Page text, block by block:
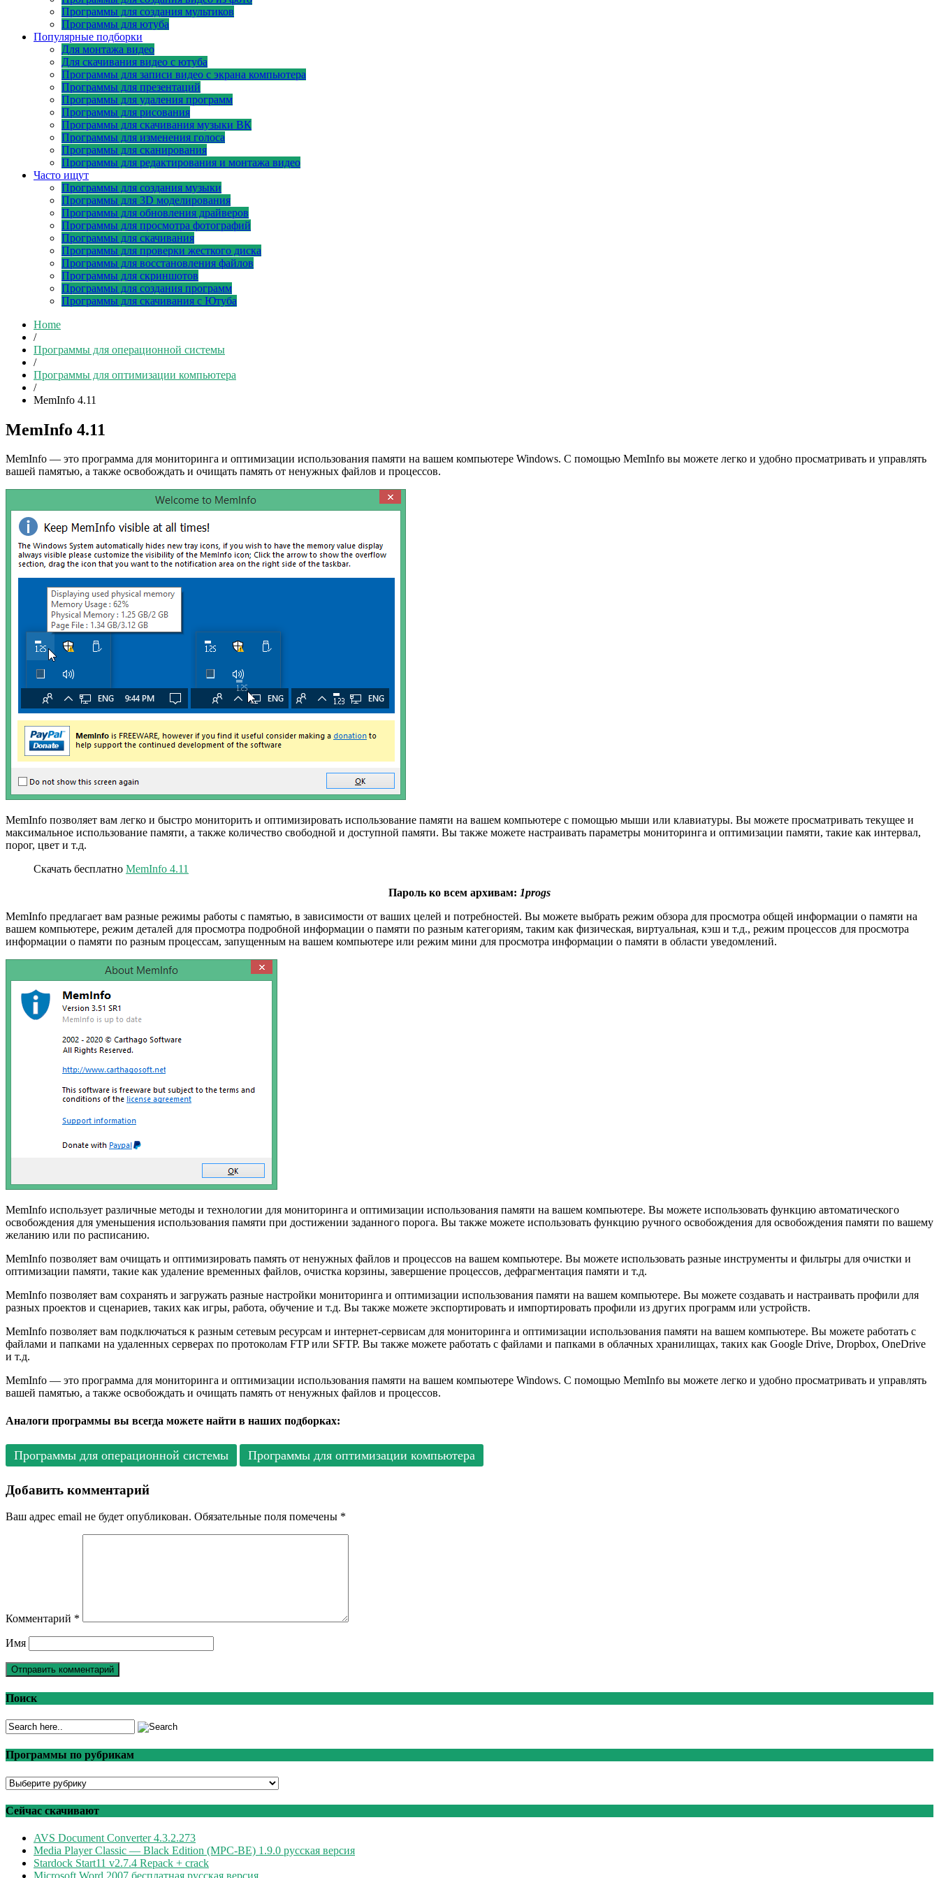
Программы для создания мультиков
Программы для ютуба
Популярные подборки
Для монтажа видео
Для скачивания видео с ютуба
Программы для записи видео с экрана компьютера
Программы для презентаций
Программы для удаления программ
Программы для рисования
Программы для скачивания музыки ВК
Программы для изменения голоса
Программы для сканирования
Программы для редактирования и монтажа видео
Часто ищут
Программы для создания музыки
Программы для 3D моделирования
Программы для обновления драйверов
Программы для просмотра фотографий
Программы для скачивания
Программы для проверки жесткого диска
Программы для восстановления файлов
Программы для скриншотов
Программы для создания программ
Программы для скачивания с Ютуба
Home
/
Программы для операционной системы
/
Программы для оптимизации компьютера
/
MemInfo 4.11
MemInfo 4.11
MemInfo — это программа для мониторинга и оптимизации использования памяти на вашем компьютере Windows. С помощью MemInfo вы можете легко и удобно просматривать и управлять
вашей памятью, а также освобождать и очищать память от ненужных файлов и процессов.
MemInfo позволяет вам легко и быстро мониторить и оптимизировать использование памяти на вашем компьютере с помощью мыши или клавиатуры. Вы можете просматривать текущее и
максимальное использование памяти, а также количество свободной и доступной памяти. Вы также можете настраивать параметры мониторинга и оптимизации памяти, такие как интервал,
порог, цвет и т.д.
Скачать бесплатно MemInfo 4.11
Пароль ко всем архивам: 1progs
MemInfo предлагает вам разные режимы работы с памятью, в зависимости от ваших целей и потребностей. Вы можете выбрать режим обзора для просмотра общей информации о памяти на
вашем компьютере, режим деталей для просмотра подробной информации о памяти по разным категориям, таким как физическая, виртуальная, кэш и т.д., режим процессов для просмотра
информации о памяти по разным процессам, запущенным на вашем компьютере или режим мини для просмотра информации о памяти в области уведомлений.
MemInfo использует различные методы и технологии для мониторинга и оптимизации использования памяти на вашем компьютере. Вы можете использовать функцию автоматического
освобождения для уменьшения использования памяти при достижении заданного порога. Вы также можете использовать функцию ручного освобождения для освобождения памяти по вашему
желанию или по расписанию.
MemInfo позволяет вам очищать и оптимизировать память от ненужных файлов и процессов на вашем компьютере. Вы можете использовать разные инструменты и фильтры для очистки и
оптимизации памяти, такие как удаление временных файлов, очистка корзины, завершение процессов, дефрагментация памяти и т.д.
MemInfo позволяет вам сохранять и загружать разные настройки мониторинга и оптимизации использования памяти на вашем компьютере. Вы можете создавать и настраивать профили для
разных проектов и сценариев, таких как игры, работа, обучение и т.д. Вы также можете экспортировать и импортировать профили из других программ или устройств.
MemInfo позволяет вам подключаться к разным сетевым ресурсам и интернет-сервисам для мониторинга и оптимизации использования памяти на вашем компьютере. Вы можете работать с
файлами и папками на удаленных серверах по протоколам FTP или SFTP. Вы также можете работать с файлами и папками в облачных хранилищах, таких как Google Drive, Dropbox, OneDrive
и т.д.
MemInfo — это программа для мониторинга и оптимизации использования памяти на вашем компьютере Windows. С помощью MemInfo вы можете легко и удобно просматривать и управлять
вашей памятью, а также освобождать и очищать память от ненужных файлов и процессов.
Аналоги программы вы всегда можете найти в наших подборках:
Программы для операционной системы Программы для оптимизации компьютера
Добавить комментарий
Ваш адрес email не будет опубликован. Обязательные поля помечены *
Комментарий *
Имя
Поиск
Программы по рубрикам
Программы
рубрикам
Сейчас скачивают
AVS Document Converter 4.3.2.273
Media Player Classic — Black Edition (MPC-BE) 1.9.0 русская версия
Stardock Start11 v2.7.4 Repack + crack
Microsoft Word 2007 бесплатная русская версия